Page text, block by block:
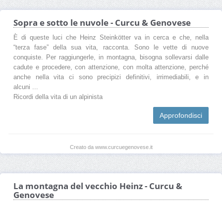
Sopra e sotto le nuvole - Curcu & Genovese
È di queste luci che Heinz Steinkötter va in cerca e che, nella
“terza fase” della sua vita, racconta. Sono le vette di nuove
conquiste. Per raggiungerle, in montagna, bisogna sollevarsi dalle
cadute e procedere, con attenzione, con molta attenzione, perché
anche nella vita ci sono precipizi definitivi, irrimediabili, e in
alcuni ...
Ricordi della vita di un alpinista
Approfondisci
Creato da www.curcuegenovese.it
La montagna del vecchio Heinz - Curcu &
Genovese